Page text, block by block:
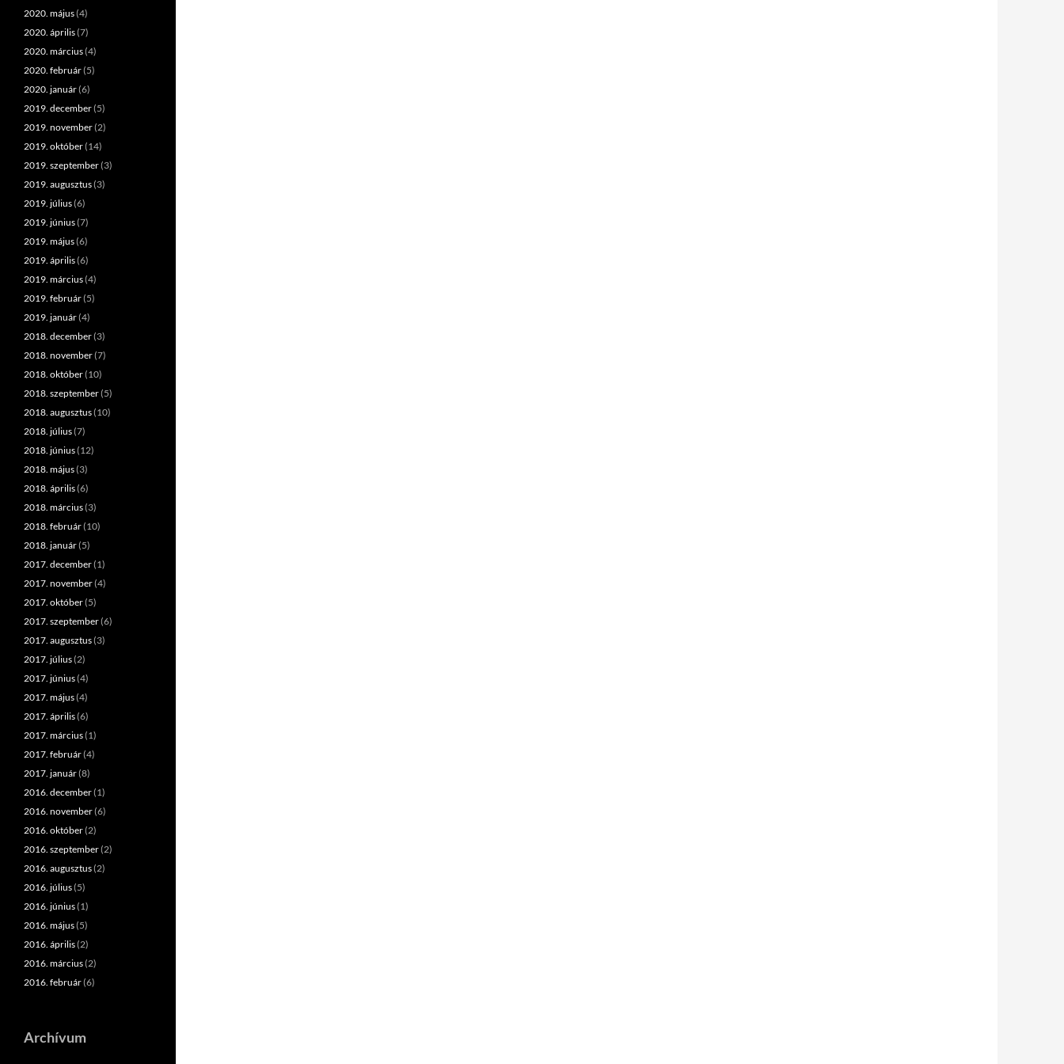
2020. május(4)
2020. április(7)
2020. március(4)
2020. február(5)
2020. január(6)
2019. december(5)
2019. november(2)
2019. október(14)
2019. szeptember(3)
2019. augusztus(3)
2019. július(6)
2019. június(7)
2019. május(6)
2019. április(6)
2019. március(4)
2019. február(5)
2019. január(4)
2018. december(3)
2018. november(7)
2018. október(10)
2018. szeptember(5)
2018. augusztus(10)
2018. július(7)
2018. június(12)
2018. május(3)
2018. április(6)
2018. március(3)
2018. február(10)
2018. január(5)
2017. december(1)
2017. november(4)
2017. október(5)
2017. szeptember(6)
2017. augusztus(3)
2017. július(2)
2017. június(4)
2017. május(4)
2017. április(6)
2017. március(1)
2017. február(4)
2017. január(8)
2016. december(1)
2016. november(6)
2016. október(2)
2016. szeptember(2)
2016. augusztus(2)
2016. július(5)
2016. június(1)
2016. május(5)
2016. április(2)
2016. március(2)
2016. február(6)
Archívum